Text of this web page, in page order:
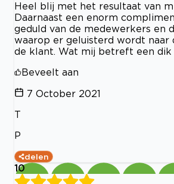
Heel blij met het resultaat van
Daarnaast een enorm
geduld van de medewerkers en
waarop er geluisterd wordt naar
de klant. Wat mij betreft een dik
Beveelt aan
7 October 2021
T
P
delen
10